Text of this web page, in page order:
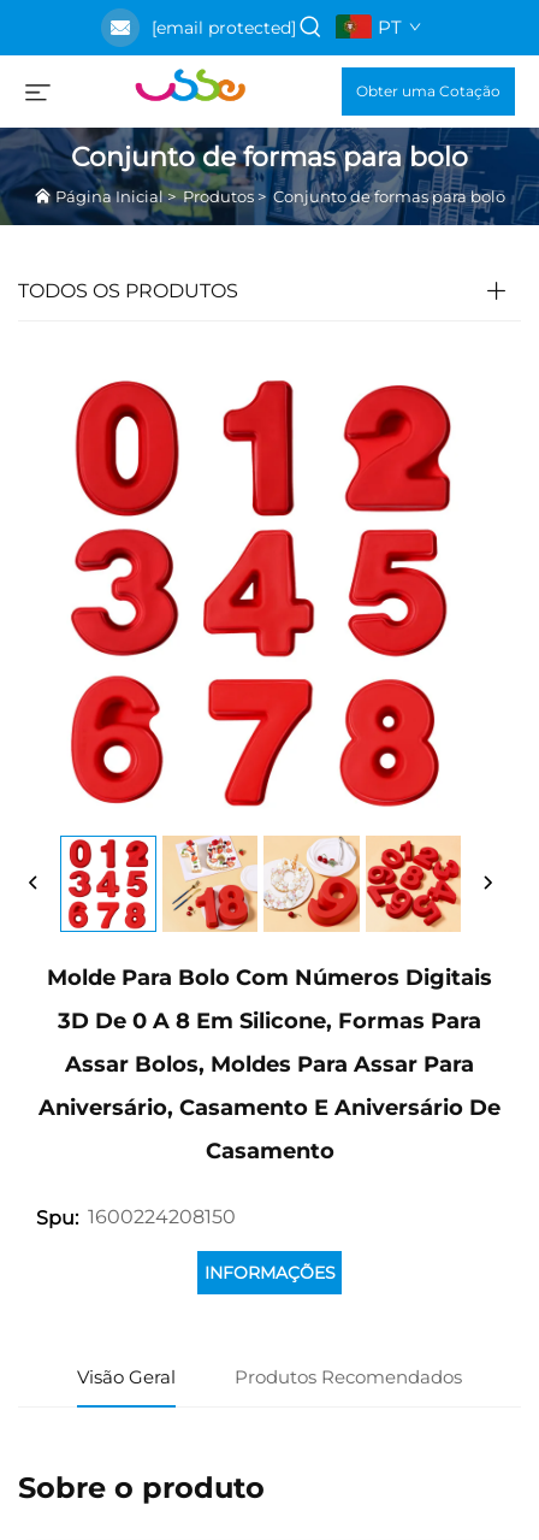
[email protected] PT
Obter uma Cotação
Conjunto de formas para bolo
Página Inicial>Produtos>Conjunto de formas para bolo
TODOS OS PRODUTOS
Molde Para Bolo Com Números Digitais
3D De 0 A 8 Em Silicone, Formas Para
Assar Bolos, Moldes Para Assar Para
Aniversário, Casamento E Aniversário De
Casamento
Spu: 1600224208150
INFORMAÇÕES
Visão Geral Produtos Recomendados
Sobre o produto